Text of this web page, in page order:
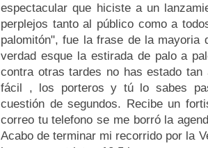
espectacular que hiciste a un
perplejos tanto al público como a
palomitón", fue la frase de la mayoria
verdad esque la estirada de palo a
contra otras tardes no has estado
fácil , los porteros y tú lo sabes
cuestión de segundos. Recibe un
correo tu telefono se me borró la
Acabo de terminar mi recorrido por la